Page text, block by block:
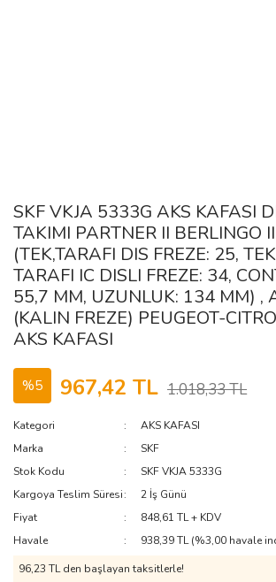
SKF VKJA 5333G AKS KAFASI
TAKIMI PARTNER II BERLINGO
(TEK,TARAFI DIS FREZE: 25,
TARAFI IC DISLI FREZE: 34,
55,7 MM, UZUNLUK: 134 MM) ,
(KALIN FREZE) PEUGEOT-
AKS KAFASI
%5 967,42 TL 1.018,33 TL
Kategori
AKS KAFASI
Marka
SKF
Stok Kodu
SKF VKJA 5333G
Kargoya Teslim Süresi
2 İş Günü
Fiyat
848,61 TL + KDV
Havale
938,39 TL (%3,00 havale
96,23 TL den başlayan taksitlerle!